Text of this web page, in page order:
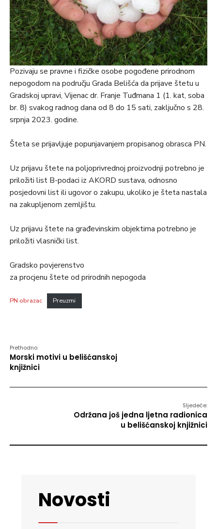
Pozivaju se pravne i fizičke osobe pogođene prirodnom
nepogodom na području Grada Belišća da prijave štetu u
Gradskoj upravi, Vijenac dr. Franje Tuđmana 1 (1. kat, soba
br. 8) svakog radnog dana od 8 do 15 sati, zaključno s 28.
srpnja 2023. godine.
Šteta se prijavljuje popunjavanjem propisanog obrasca PN.
Uz prijavu štete na poljoprivrednoj proizvodnji potrebno je
priložiti list B-podaci iz AKORD sustava, odnosno
posjedovni list ili ugovor o zakupu, ukoliko je šteta nastala
na zakupljenom zemljištu.
Uz prijavu štete na građevinskim objektima potrebno je
priložiti vlasnički list.
Gradsko povjerenstvo
za procjenu štete od prirodnih nepogoda
PN obrazac Preuzmi
Prethodno:
Morski motivi u belišćanskoj
knjižnici
Sljedeće:
Održana još jedna ljetna radionica
u belišćanskoj knjižnici
Novosti